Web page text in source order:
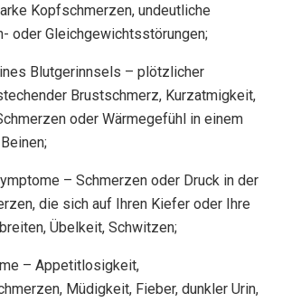
Kopfschmerzen, undeutliche
oder Gleichgewichtsstörungen;
Blutgerinnsels – plötzlicher
Brustschmerz, Kurzatmigkeit,
oder Wärmegefühl in einem
– Schmerzen oder Druck in der
die sich auf Ihren Kiefer oder Ihre
Übelkeit, Schwitzen;
– Appetitlosigkeit,
Müdigkeit, Fieber, dunkler Urin,